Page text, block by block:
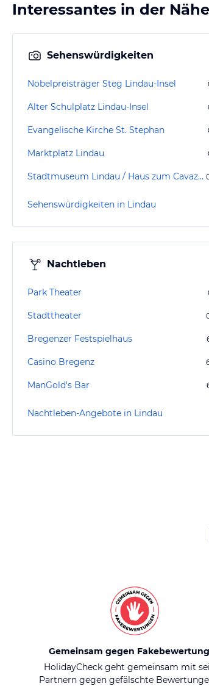
Interessantes in der Nähe
Sehenswürdigkeiten
Nobelpreisträger Steg Lindau-Insel
Alter Schulplatz Lindau-Insel
Evangelische Kirche St. Stephan
Marktplatz Lindau
Stadtmuseum Lindau / Haus zum Cavazzen
Sehenswürdigkeiten in Lindau
Nachtleben
Park Theater
Stadttheater
Bregenzer Festspielhaus
Casino Bregenz
ManGold's Bar
Nachtleben-Angebote in Lindau
Gemeinsam gegen
HolidayCheck geht gemeinsam mit
Partnern gegen gefälschte